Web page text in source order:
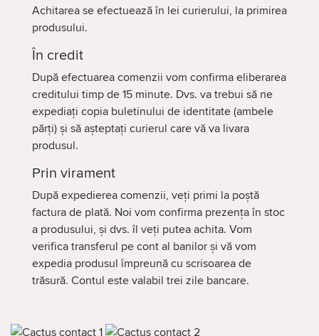
Achitarea se efectuează în lei curierului, la primirea
produsului.
În credit
După efectuarea comenzii vom confirma eliberarea
creditului timp de 15 minute. Dvs. va trebui să ne
expediați copia buletinului de identitate (ambele
părți) și să așteptați curierul care vă va livara
produsul.
Prin virament
După expedierea comenzii, veți primi la poștă
factura de plată. Noi vom confirma prezența în stoc
a produsului, și dvs. îl veți putea achita. Vom
verifica transferul pe cont al banilor și vă vom
expedia produsul împreună cu scrisoarea de
trăsură. Contul este valabil trei zile bancare.